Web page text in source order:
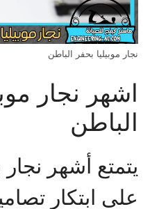
نجار موبيليا بحفر الباطن
اشهر نجار
الباطن
يتمتع أشهر نجار
على ابتكار